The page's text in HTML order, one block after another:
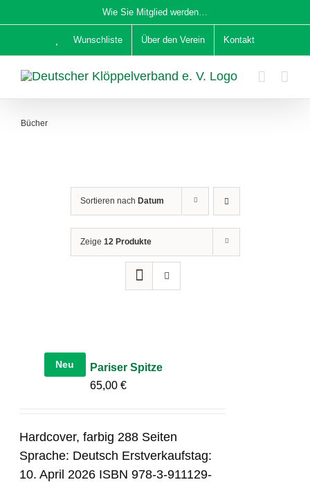
Inhalt
Wie Sie Mitglied werden…
Wunschliste Über den Verein Kontakt
Bücher
Sortieren nach Datum
Zeige 12 Produkte
Neu
Pariser Spitze
65,00€
Hardcover, farbig 288 Seiten
Sprache: Deutsch Erstverkaufstag:
10. April 2026 ISBN 978-3-911129-